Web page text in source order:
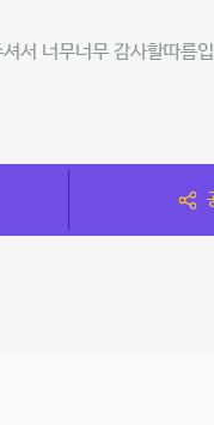
서 너무너무 감사할따름